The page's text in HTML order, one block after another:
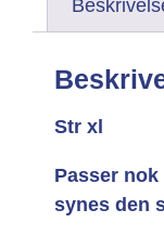
Str xl
Passer
synes den